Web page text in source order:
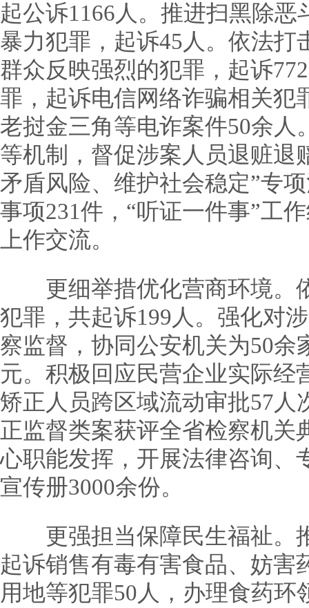
起公诉1166人。推进扫黑除
暴力犯罪，起诉45人。依法打
群众反映强烈的犯罪，起诉
罪，起诉电信网络诈骗相关犯
老挝金三角等电诈案件50余人
等机制，督促涉案人员退赃退
矛盾风险、维护社会稳定”专
事项231件，“听证一件事”工
上作交流。
更细举措优化营商环境。
犯罪，共起诉199人。强化对
察监督，协同公安机关为50余
元。积极回应民营企业实际经
矫正人员跨区域流动审批57人
正监督类案获评全省检察机关
心职能发挥，开展法律咨询、
宣传册3000余份。
更强担当保障民生福祉。
起诉销售有毒有害食品、妨害
用地等犯罪50人，办理食药环